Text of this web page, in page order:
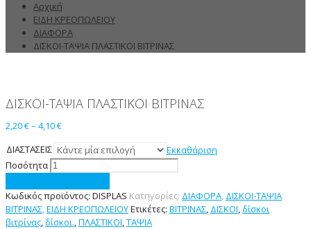
Αρχική
ΕΙΔΗ ΚΡΕΟΠΩΛΕΙΟΥ
ΔΙΑΦΟΡΑ
ΔΙΣΚΟΙ-ΤΑΨΙΑ ΠΛΑΣΤΙΚΟΙ ΒΙΤΡΙΝΑΣ
ΔΙΣΚΟΙ-ΤΑΨΙΑ ΠΛΑΣΤΙΚΟΙ ΒΙΤΡΙΝΑΣ
2,20€– 4,10€
ΔΙΑΣΤΑΣΕΙΣ
Εκκαθάριση
Ποσότητα
Κωδικός προϊόντος: DISPLAS Κατηγορίες: ΔΙΑΦΟΡΑ, ΔΙΣΚΟΙ-ΤΑΨΙΑ
ΒΙΤΡΙΝΑΣ,ΕΙΔΗ ΚΡΕΟΠΩΛΕΙΟΥΕτικέτες: ΒΙΤΡΙΝΑΣ, ΔΙΣΚΟΙ,δίσκοι
βιτρίνας,δίσκοι.,ΠΛΑΣΤΙΚΟΙ,ΤΑΨΙΑ